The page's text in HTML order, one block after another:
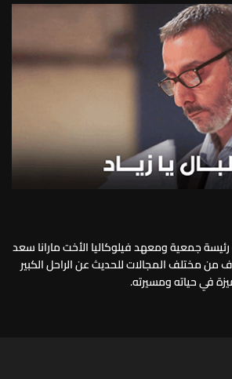
جمعية ومعهد فيلوكاليا الأخت مارانا سعد
من مختلف المجالات للحديث عن الراحل الكبير
في حياته ومسيرته.